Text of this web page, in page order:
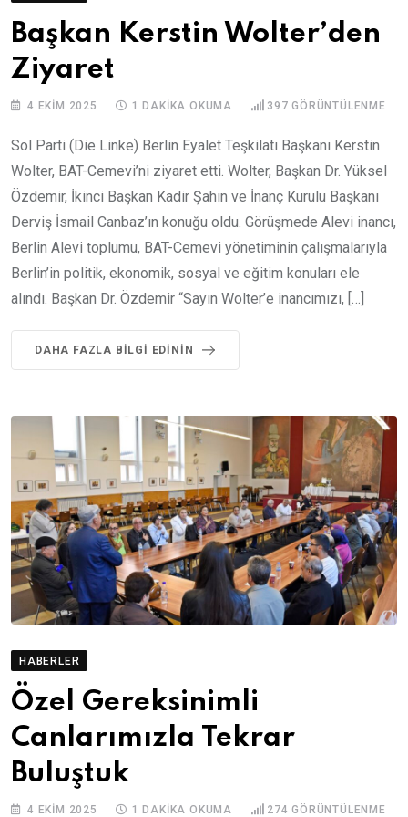
Başkan Kerstin Wolter’den
Ziyaret
4 EKIM 2025 1 DAKIKA OKUMA 397 GÖRÜNTÜLENME
Sol Parti (Die Linke) Berlin Eyalet Teşkilatı Başkanı Kerstin
Wolter, BAT-Cemevi’ni ziyaret etti. Wolter, Başkan Dr. Yüksel
Özdemir, İkinci Başkan Kadir Şahin ve İnanç Kurulu Başkanı
Derviş İsmail Canbaz’ın konuğu oldu. Görüşmede Alevi inancı,
Berlin Alevi toplumu, BAT-Cemevi yönetiminin çalışmalarıyla
Berlin’in politik, ekonomik, sosyal ve eğitim konuları ele
alındı. Başkan Dr. Özdemir “Sayın Wolter’e inancımızı, […]
DAHA FAZLA BILGI EDININ
HABERLER
Özel Gereksinimli
Canlarımızla Tekrar
Buluştuk
4 EKIM 2025 1 DAKIKA OKUMA 274 GÖRÜNTÜLENME